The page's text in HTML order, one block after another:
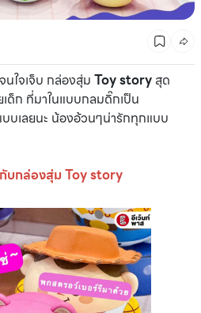
ใจเจ็บ กล่องสุ่ม Toy story สุด
ด็ก ที่มาในแบบกลมดิ๊กเป็น
บบเลยนะ น้องอ้วนๆน่ารักทุกแบบ
บกล่องสุ่ม Toy story